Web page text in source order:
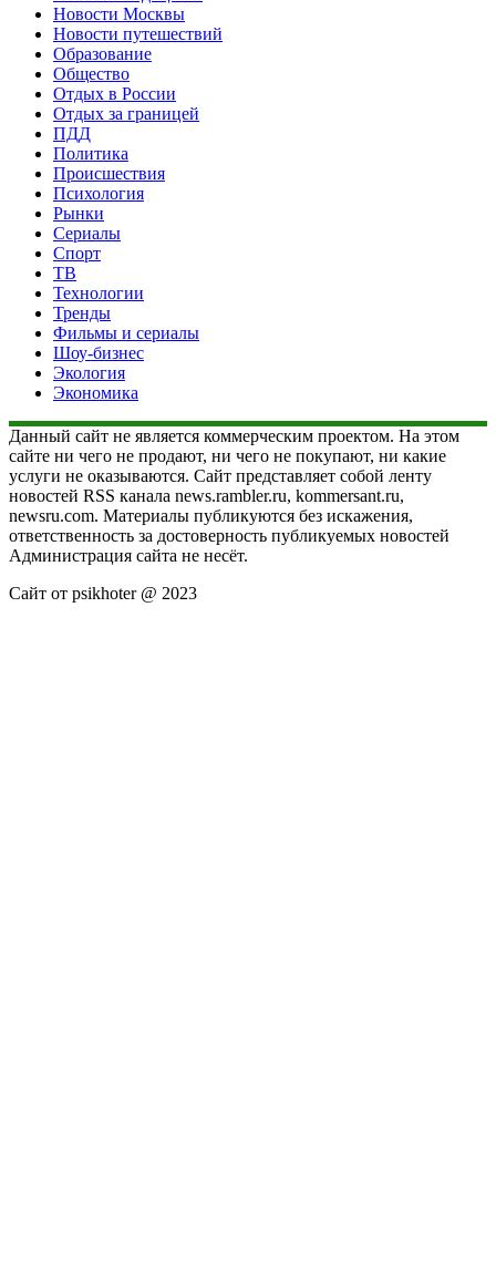
Новости Москвы
Новости путешествий
Образование
Общество
Отдых в России
Отдых за границей
ПДД
Политика
Происшествия
Психология
Рынки
Сериалы
Спорт
ТВ
Технологии
Тренды
Фильмы и сериалы
Шоу-бизнес
Экология
Экономика
Данный сайт не является коммерческим проектом. На этом
сайте ни чего не продают, ни чего не покупают, ни какие
услуги не оказываются. Сайт представляет собой ленту
новостей RSS канала news.rambler.ru, kommersant.ru,
newsru.com. Материалы публикуются без искажения,
ответственность за достоверность публикуемых новостей
Администрация сайта не несёт.
Сайт от psikhoter @ 2023